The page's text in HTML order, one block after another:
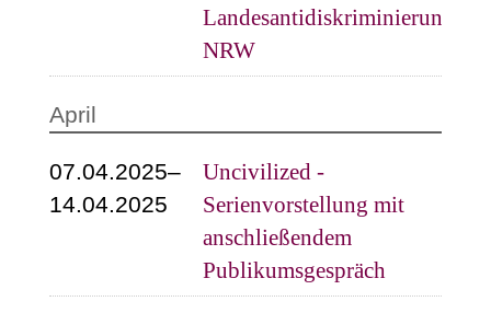
NRW
April
07.04.2025–
14.04.2025
Uncivilized -
Serienvorstellung mit
anschließendem
Publikumsgespräch